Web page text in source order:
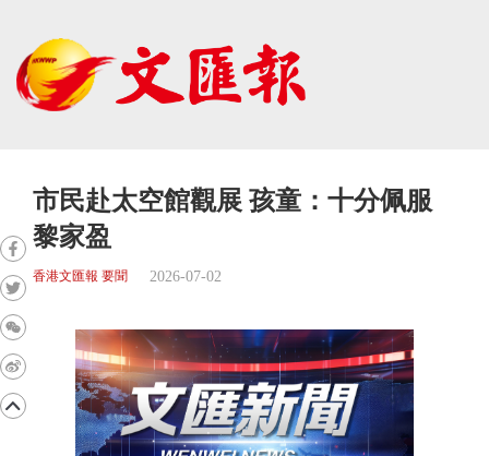
市民赴太空館觀展 孩童：十分佩服
黎家盈
香港文匯報 要聞 2026-07-02